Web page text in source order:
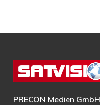
PRECON Medien GmbH